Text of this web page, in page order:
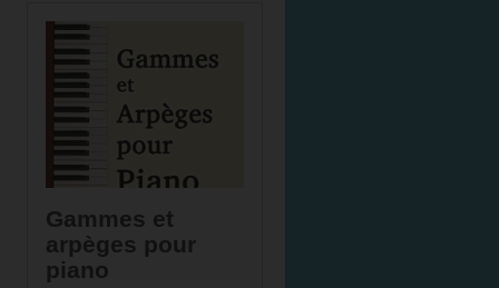
Gammes et
arpèges pour
piano